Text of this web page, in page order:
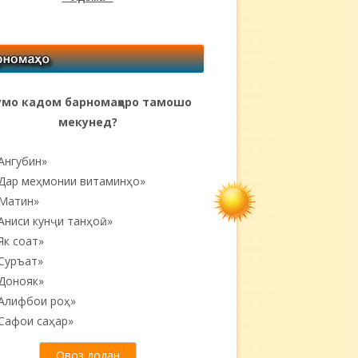
кадом барномаҳоро тамошо
мекунед?
меҳмонии витаминҳо»
кунҷи танҳоӣ...»
соат»
роҳ»
саҳар»